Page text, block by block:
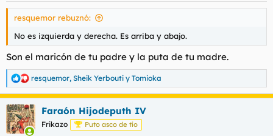
s
resquemor rebuznó:
No es izquierda y derecha. Es arriba y abajo.
Son el maricón de tu padre y la puta de tu madre.
R
e
a
c
c
i
resquemor, Sheik Yerbouti y Tomioka
Faraón Hijodeputh IV
Frikazo Puto asco de tío